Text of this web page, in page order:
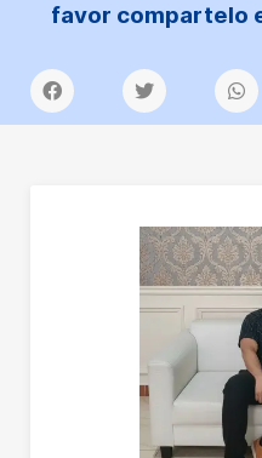
favor compartelo